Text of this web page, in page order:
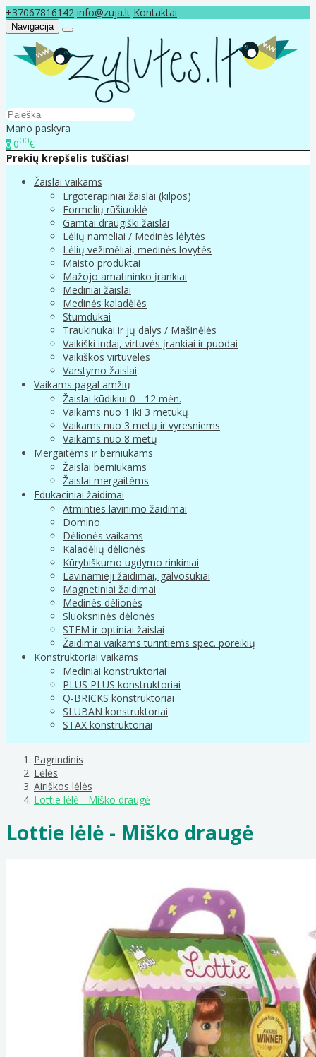
+37067816142 info@zuja.lt Kontaktai
Navigacija
Mano paskyra
0 000€
Prekių krepšelis tuščias!
Žaislai vaikams
Ergoterapiniai žaislai (kilpos)
Formelių rūšiuoklė
Gamtai draugiški žaislai
Lėlių nameliai / Medinės lėlytės
Lėlių vežimėliai, medinės lovytės
Maisto produktai
Mažojo amatininko įrankiai
Mediniai žaislai
Medinės kaladėlės
Stumdukai
Traukinukai ir jų dalys / Mašinėlės
Vaikiški indai, virtuvės įrankiai ir puodai
Vaikiškos virtuvėlės
Varstymo žaislai
Vaikams pagal amžių
Žaislai kūdikiui 0 - 12 mėn.
Vaikams nuo 1 iki 3 metukų
Vaikams nuo 3 metų ir vyresniems
Vaikams nuo 8 metų
Mergaitėms ir berniukams
Žaislai berniukams
Žaislai mergaitėms
Edukaciniai žaidimai
Atminties lavinimo žaidimai
Domino
Dėlionės vaikams
Kaladėlių dėlionės
Kūrybiškumo ugdymo rinkiniai
Lavinamieji žaidimai, galvosūkiai
Magnetiniai žaidimai
Medinės dėlionės
Sluoksninės dėlonės
STEM ir optiniai žaislai
Žaidimai vaikams turintiems spec. poreikių
Konstruktoriai vaikams
Mediniai konstruktoriai
PLUS PLUS konstruktoriai
Q-BRICKS konstruktoriai
SLUBAN konstruktoriai
STAX konstruktoriai
Pagrindinis
Lėlės
Airiškos lėlės
Lottie lėlė - Miško draugė
Lottie lėlė - Miško draugė